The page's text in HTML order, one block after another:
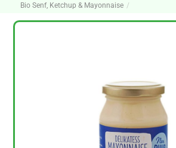
Bio Senf, Ketchup & Mayonnaise